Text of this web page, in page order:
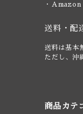
・
送料・配
送料は基本
ただし、
商品カテ